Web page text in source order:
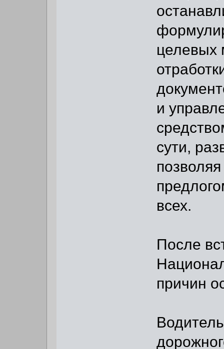
целевых
и
сути,
всех.
После
причин